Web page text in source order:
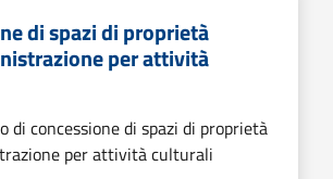
di spazi di proprietà
per attività
di concessione di spazi di proprietà
per attività culturali